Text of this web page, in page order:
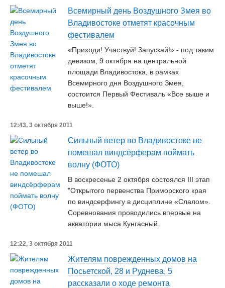
Всемирный день Воздушного Змея во
Владивостоке отметят красочным
фестивалем
«Приходи! Участвуй! Запускай!» - под таким
девизом, 9 октября на центральной
площади Владивостока, в рамках
Всемирного дня Воздушного Змея,
состоится Первый Фестиваль «Все выше и
выше!».
12:43, 3 октября 2011
Сильный ветер во Владивостоке не
помешал виндсёрферам поймать
волну (ФОТО)
В воскресенье 2 октября состоялся III этап
"Открытого первенства Приморского края
по виндсерфингу в дисциплине «Слалом».
Соревнования проводились впервые на
акватории мыса Кунгасный.
12:22, 3 октября 2011
Жителям поврежденных домов на
Посьетской, 28 и Руднева, 5
рассказали о ходе ремонта